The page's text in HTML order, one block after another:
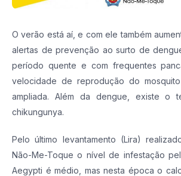
O verão está aí, e com ele também
alertas de prevenção ao surto de
período quente e com frequentes
velocidade de reprodução do
ampliada. Além da dengue, existe o
chikungunya.
Pelo último levantamento (Lira)
Não-Me-Toque o nível de infestação
Aegypti é médio, mas nesta época o